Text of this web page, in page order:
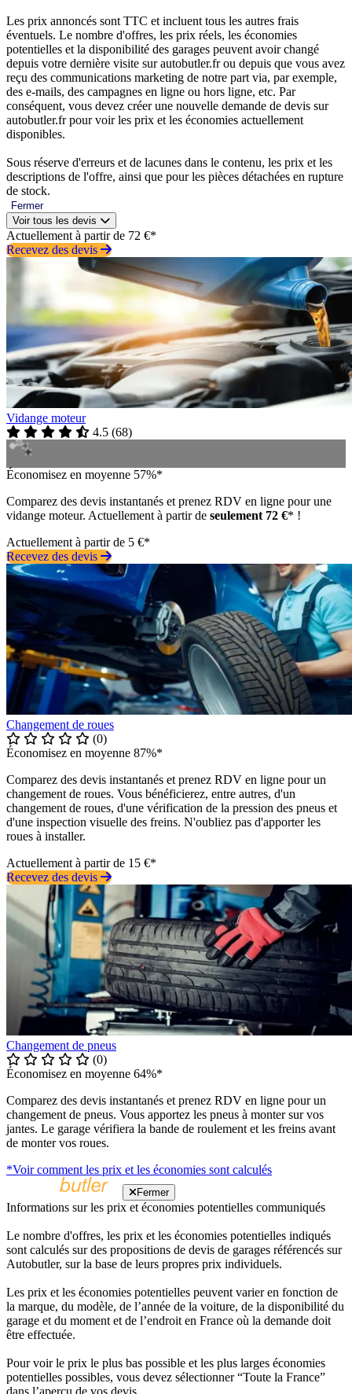
Les prix annoncés sont TTC et incluent tous les autres frais
éventuels. Le nombre d'offres, les prix réels, les économies
potentielles et la disponibilité des garages peuvent avoir changé
depuis votre dernière visite sur autobutler.fr ou depuis que vous avez
reçu des communications marketing de notre part via, par exemple,
des e-mails, des campagnes en ligne ou hors ligne, etc. Par
conséquent, vous devez créer une nouvelle demande de devis sur
autobutler.fr pour voir les prix et les économies actuellement
disponibles.
Sous réserve d'erreurs et de lacunes dans le contenu, les prix et les
descriptions de l'offre, ainsi que pour les pièces détachées en rupture
de stock.
Fermer
Voir tous les devis
Actuellement à partir de 72 €*
Recevez des devis
Vidange moteur
4.5 (68)
Économisez en moyenne 57%*
Comparez des devis instantanés et prenez RDV en ligne pour une
vidange moteur. Actuellement à partir de seulement 72 €* !
Actuellement à partir de 5 €*
Recevez des devis
Changement de roues
(0)
Économisez en moyenne 87%*
Comparez des devis instantanés et prenez RDV en ligne pour un
changement de roues. Vous bénéficierez, entre autres, d'un
changement de roues, d'une vérification de la pression des pneus et
d'une inspection visuelle des freins. N'oubliez pas d'apporter les
roues à installer.
Actuellement à partir de 15 €*
Recevez des devis
Changement de pneus
(0)
Économisez en moyenne 64%*
Comparez des devis instantanés et prenez RDV en ligne pour un
changement de pneus. Vous apportez les pneus à monter sur vos
jantes. Le garage vérifiera la bande de roulement et les freins avant
de monter vos roues.
*Voir comment les prix et les économies sont calculés
Fermer
Informations sur les prix et économies potentielles communiqués
Le nombre d'offres, les prix et les économies potentielles indiqués
sont calculés sur des propositions de devis de garages référencés sur
Autobutler, sur la base de leurs propres prix individuels.
Les prix et les économies potentielles peuvent varier en fonction de
la marque, du modèle, de l’année de la voiture, de la disponibilité du
garage et du moment et de l’endroit en France où la demande doit
être effectuée.
Pour voir le prix le plus bas possible et les plus larges économies
potentielles possibles, vous devez sélectionner “Toute la France”
dans l’aperçu de vos devis.